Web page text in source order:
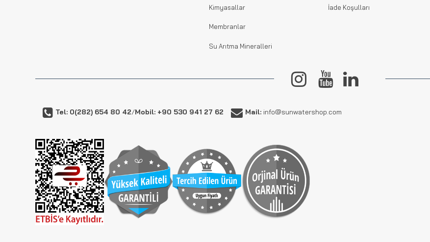
Kimyasallar
Membranlar
Su Arıtma Mineralleri
İade Koşulları
Tel: 0(282) 654 80 42/Mobil: +90 530 941 27 62 Mail: info@sunwatershop.com